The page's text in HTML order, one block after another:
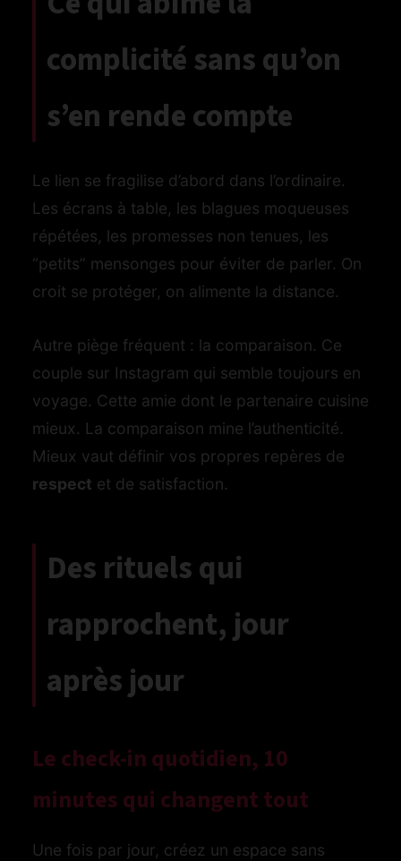
complicité sans qu’on
s’en rende compte
Le lien se fragilise d’abord dans l’ordinaire.
Les écrans à table, les blagues moqueuses
répétées, les promesses non tenues, les
“petits” mensonges pour éviter de parler. On
croit se protéger, on alimente la distance.
Autre piège fréquent : la comparaison. Ce
couple sur Instagram qui semble toujours en
voyage. Cette amie dont le partenaire cuisine
mieux. La comparaison mine l’authenticité.
Mieux vaut définir vos propres repères de
respect et de satisfaction.
Des rituels qui
rapprochent, jour
après jour
Le check-in quotidien, 10
minutes qui changent tout
Une fois par jour, créez un espace sans